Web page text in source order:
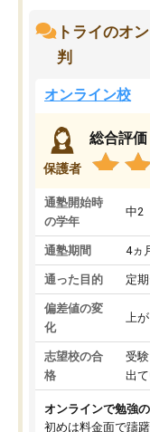
トライのオ
判
オンライン校
保護者
総合評価
通塾開始時
の学年
中2
通塾期間 4ヵ
通った目的 定
偏差値の変
化
上
志望校の合
格
受
出
オンラインで勉強
初めは料金面で躊